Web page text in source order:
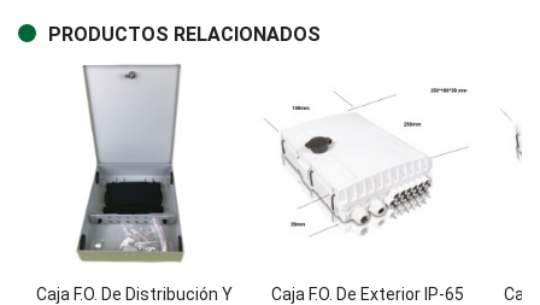
PRODUCTOS RELACIONADOS
Caja F.O. De Distribución Y
Caja F.O. De Exterior IP-65
Caja